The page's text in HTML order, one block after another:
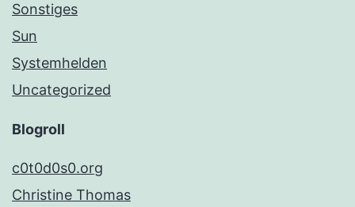
Sonstiges
Sun
Systemhelden
Uncategorized
Blogroll
c0t0d0s0.org
Christine Thomas